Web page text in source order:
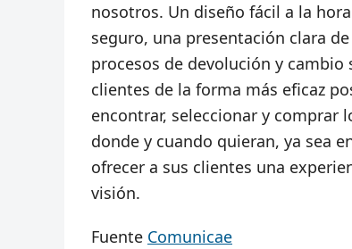
nosotros. Un diseño fácil a la
seguro, una presentación clara
procesos de devolución y
clientes de la forma más eficaz
encontrar, seleccionar y comprar
donde y cuando quieran, ya sea
ofrecer a sus clientes una
visión.
Fuente Comunicae